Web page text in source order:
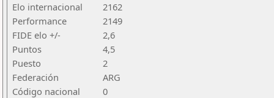
Elo internacional
2162
Performance
2149
FIDE elo +/-
2,6
Puntos
4,5
Puesto
2
Federación
ARG
Código nacional
0